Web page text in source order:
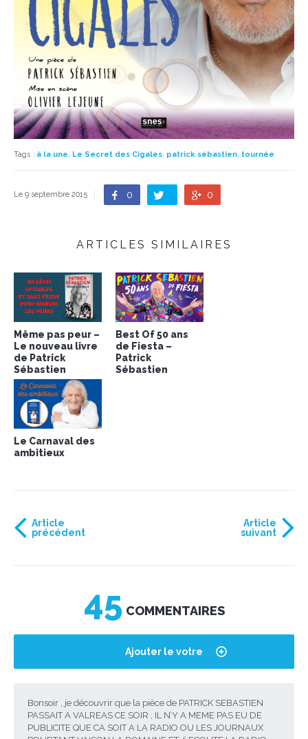
Tags : à la une, Le Secret des Cigales, patrick sébastien, tournée
Le 9 septembre 2015 0 0
ARTICLES SIMILAIRES
Même pas peur –
Le nouveau livre
de Patrick
Sébastien
Best Of 50 ans
de Fiesta –
Patrick
Sébastien
Le Carnaval des
ambitieux
Article
précédent
Article
suivant
Ajouter le votre
45 COMMENTAIRES
Bonsoir , je découvrir que la pièce de PATRICK SEBASTIEN
PASSAIT A VALREAS CE SOIR , IL N’Y A MEME PAS EU DE
PUBLICITE QUE CA SOIT A LA RADIO OU LES JOURNAUX